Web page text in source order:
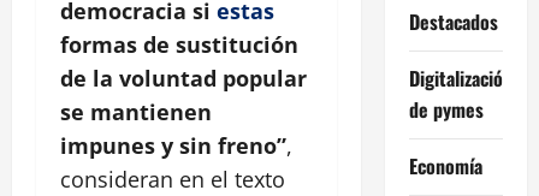
democracia si estas
formas de sustitución
de la voluntad popular
se mantienen
impunes y sin freno”,
consideran en el texto
Destacados
Digitalización
de pymes
Economía